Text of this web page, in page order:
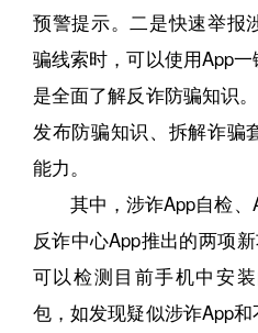
预警提示。二是快速举报
骗线索时，可以使用App
是全面了解反诈防骗知识
发布防骗知识、拆解诈骗
能力。
其中，涉诈App自检、
反诈中心App推出的两项
可以检测目前手机中安
包，如发现疑似涉诈App